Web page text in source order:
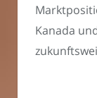
Kanada